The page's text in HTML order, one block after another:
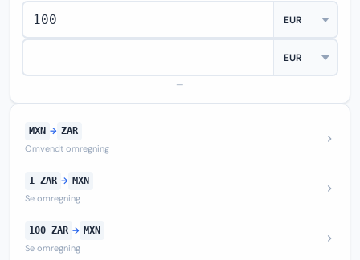
—
MXN → ZAR
Omvendt omregning
1 ZAR → MXN
Se omregning
100 ZAR → MXN
Se omregning